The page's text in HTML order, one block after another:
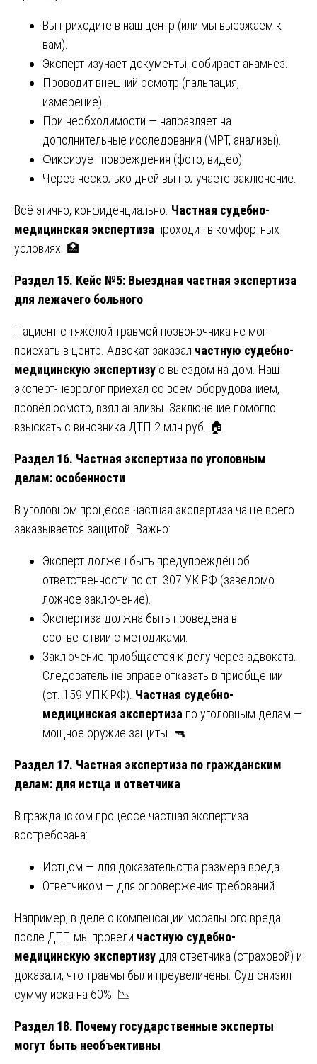
Вы приходите в наш центр (или мы выезжаем к
вам).
Эксперт изучает документы, собирает анамнез.
Проводит внешний осмотр (пальпация,
измерение).
При необходимости — направляет на
дополнительные исследования (МРТ, анализы).
Фиксирует повреждения (фото, видео).
Через несколько дней вы получаете заключение.
Всё этично, конфиденциально. Частная судебно-
медицинская экспертиза проходит в комфортных
условиях. 🏥
Раздел 15. Кейс №5: Выездная частная экспертиза
для лежачего больного
Пациент с тяжёлой травмой позвоночника не мог
приехать в центр. Адвокат заказал частную судебно-
медицинскую экспертизу с выездом на дом. Наш
эксперт-невролог приехал со всем оборудованием,
провёл осмотр, взял анализы. Заключение помогло
взыскать с виновника ДТП 2 млн руб. 🏠
Раздел 16. Частная экспертиза по уголовным
делам: особенности
В уголовном процессе частная экспертиза чаще всего
заказывается защитой. Важно:
Эксперт должен быть предупреждён об
ответственности по ст. 307 УК РФ (заведомо
ложное заключение).
Экспертиза должна быть проведена в
соответствии с методиками.
Заключение приобщается к делу через адвоката.
Следователь не вправе отказать в приобщении
(ст. 159 УПК РФ). Частная судебно-
медицинская экспертиза по уголовным делам —
мощное оружие защиты. 🔫
Раздел 17. Частная экспертиза по гражданским
делам: для истца и ответчика
В гражданском процессе частная экспертиза
востребована:
Истцом — для доказательства размера вреда.
Ответчиком — для опровержения требований.
Например, в деле о компенсации морального вреда
после ДТП мы провели частную судебно-
медицинскую экспертизу для ответчика (страховой) и
доказали, что травмы были преувеличены. Суд снизил
сумму иска на 60%. 📉
Раздел 18. Почему государственные эксперты
могут быть необъективны